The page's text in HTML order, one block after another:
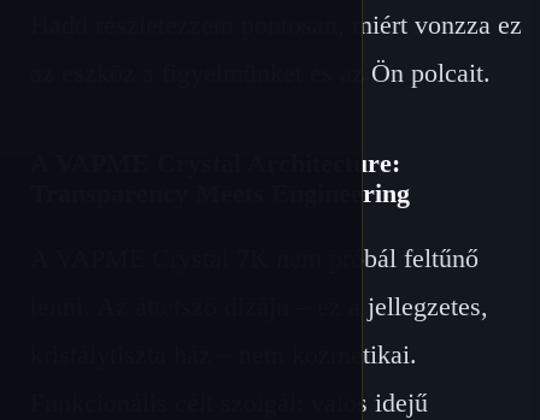
Hadd részletezzem pontosan, miért vonzza ez
az eszköz a figyelmünket és az Ön polcait.
A VAPME Crystal Architecture:
Transparency Meets Engineering
A VAPME Crystal 7K nem próbál feltűnő
lenni. Az áttetsző dizájn – ez a jellegzetes,
kristálytiszta ház – nem kozmetikai.
Funkcionális célt szolgál: valós idejű